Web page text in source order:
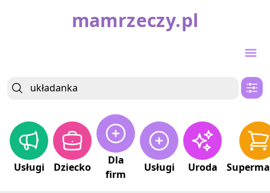
mamrzeczy.pl
Usługi Dziecko
Dla
firm
Usługi Uroda